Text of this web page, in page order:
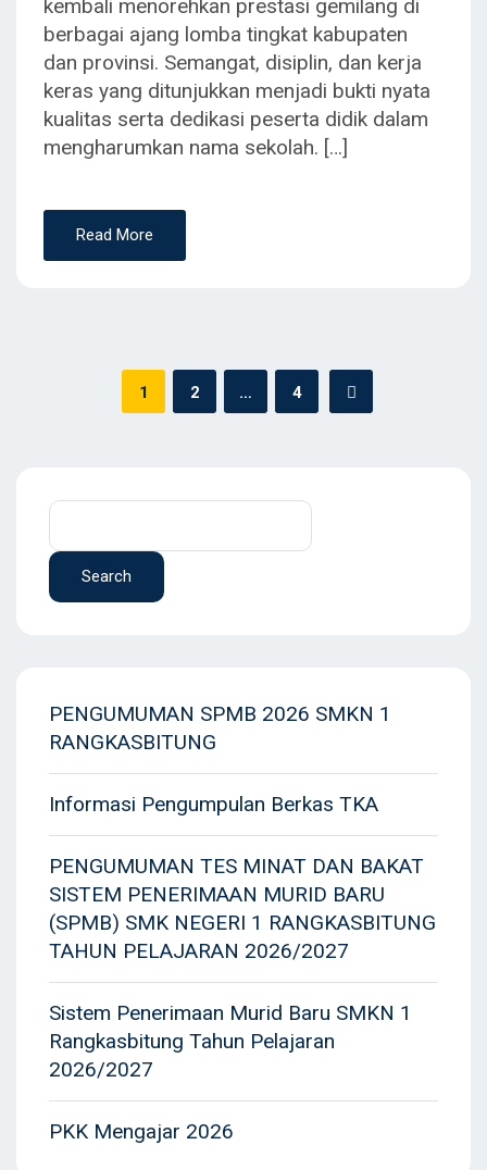
kembali menorehkan prestasi gemilang di
berbagai ajang lomba tingkat kabupaten
dan provinsi. Semangat, disiplin, dan kerja
keras yang ditunjukkan menjadi bukti nyata
kualitas serta dedikasi peserta didik dalam
mengharumkan nama sekolah. […]
Read More
Paginasi
1 2 … 4
Search
Search
PENGUMUMAN SPMB 2026 SMKN 1
RANGKASBITUNG
Informasi Pengumpulan Berkas TKA
PENGUMUMAN TES MINAT DAN BAKAT
SISTEM PENERIMAAN MURID BARU
(SPMB) SMK NEGERI 1 RANGKASBITUNG
TAHUN PELAJARAN 2026/2027
Sistem Penerimaan Murid Baru SMKN 1
Rangkasbitung Tahun Pelajaran
2026/2027
PKK Mengajar 2026